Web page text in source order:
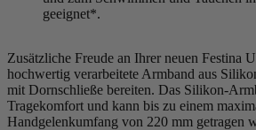
geeignet*.
Zusätzliche Freude an Ihrer neuen Festina
hochwertig verarbeitete Armband aus
mit Dornschließe bereiten. Das Silikon-
Tragekomfort und kann bis zu einem
Handgelenkumfang von 220 mm getragen